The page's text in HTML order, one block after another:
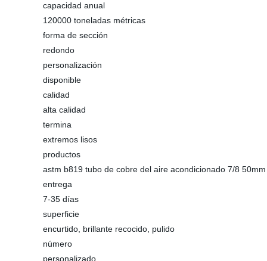
capacidad anual
120000 toneladas métricas
forma de sección
redondo
personalización
disponible
calidad
alta calidad
termina
extremos lisos
productos
astm b819 tubo de cobre del aire acondicionado 7/8
entrega
7-35 días
superficie
encurtido, brillante recocido, pulido
número
personalizado